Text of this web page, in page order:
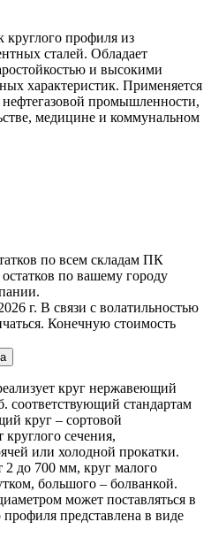
профиля из
сталей. Обладает
и высокими
характеристик. Применяется
промышленности,
медицине и коммунальном
по всем складам ПК
по вашему городу
г. В связи с волатильностью
Конечную стоимость
круг нержавеющий
соответствующий стандартам
круг – сортовой
сечения,
или холодной прокатки.
2 до 700 мм, круг малого
большого – болванкой.
может поставляться в
профиля представлена в виде